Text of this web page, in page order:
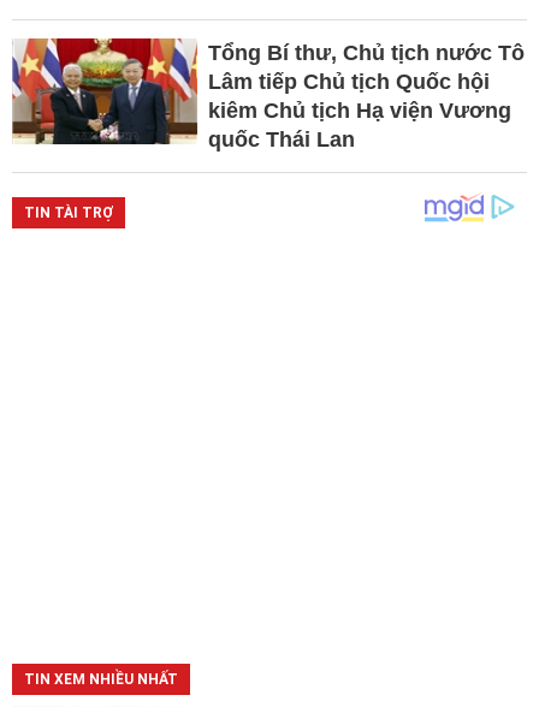
Tổng Bí thư, Chủ tịch nước Tô
Lâm tiếp Chủ tịch Quốc hội
kiêm Chủ tịch Hạ viện Vương
quốc Thái Lan
TIN XEM NHIỀU NHẤT